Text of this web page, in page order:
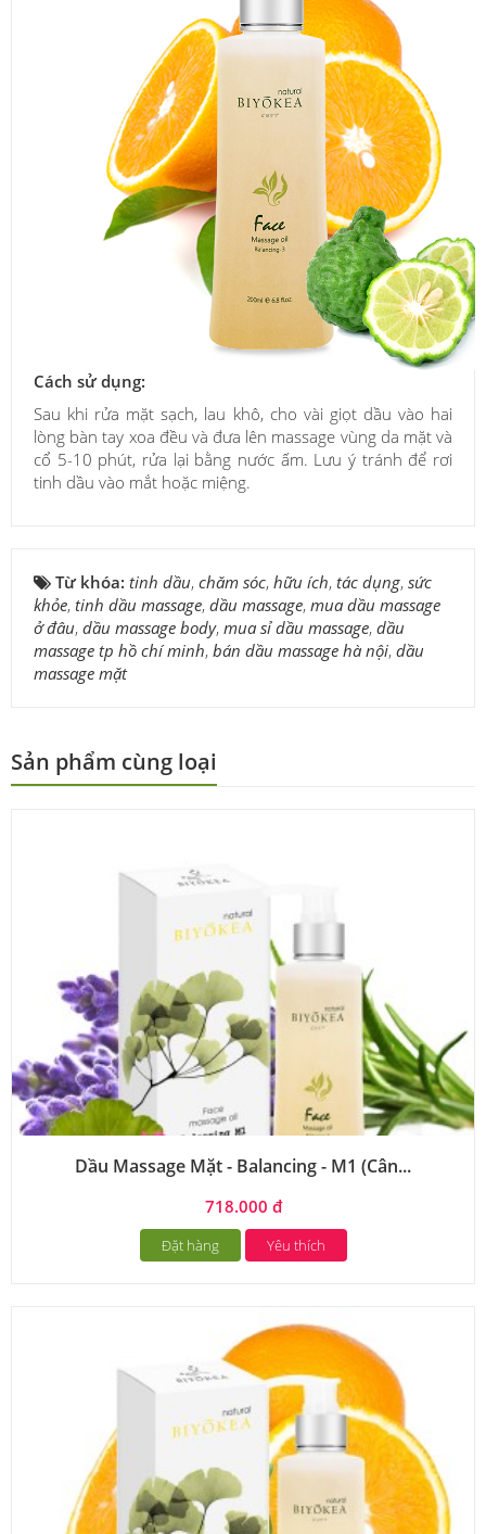
Cách sử dụng:
Sau khi rửa mặt sạch, lau khô, cho vài giọt dầu vào hai
lòng bàn tay xoa đều và đưa lên massage vùng da mặt và
cổ 5-10 phút, rửa lại bằng nước ấm. Lưu ý tránh để rơi
tinh dầu vào mắt hoặc miệng.
Từ khóa: tinh dầu, chăm sóc, hữu ích, tác dụng, sức
khỏe, tinh dầu massage, dầu massage, mua dầu massage
ở đâu, dầu massage body, mua sỉ dầu massage, dầu
massage tp hồ chí minh, bán dầu massage hà nội, dầu
massage mặt
Sản phẩm cùng loại
Dầu Massage Mặt - Balancing - M1 (Cân...
718.000 đ
Đặt hàng Yêu thích